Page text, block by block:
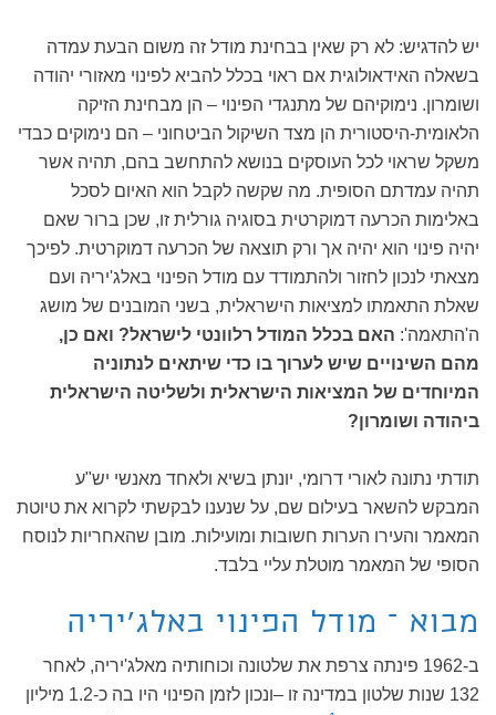
יש להדגיש: לא רק שאין בבחינת מודל זה משום הבעת עמדה
בשאלה האידאולוגית אם ראוי בכלל להביא לפינוי מאזורי יהודה
ושומרון. נימוקיהם של מתנגדי הפינוי – הן מבחינת הזיקה
הלאומית-היסטורית הן מצד השיקול הביטחוני – הם נימוקים כבדי
משקל שראוי לכל העוסקים בנושא להתחשב בהם, תהיה אשר
תהיה עמדתם הסופית. מה שקשה לקבל הוא האיום לסכל
באלימות הכרעה דמוקרטית בסוגיה גורלית זו, שכן ברור שאם
יהיה פינוי הוא יהיה אך ורק תוצאה של הכרעה דמוקרטית. לפיכך
מצאתי לנכון לחזור ולהתמודד עם מודל הפינוי באלג'יריה ועם
שאלת התאמתו למציאות הישראלית, בשני המובנים של מושג
ה'התאמה': האם בכלל המודל רלוונטי לישראל? ואם כן,
מהם השינויים שיש לערוך בו כדי שיתאים לנתוניה
המיוחדים של המציאות הישראלית ולשליטה הישראלית
ביהודה ושומרון?
תודתי נתונה לאורי דרומי, יונתן בשיא ולאחד מאנשי יש"ע
המבקש להשאר בעילום שם, על שנענו לבקשתי לקרוא את טיוטת
המאמר והעירו הערות חשובות ומועילות. מובן שהאחריות לנוסח
הסופי של המאמר מוטלת עליי בלבד.
מבוא – מודל הפינוי באלג'יריה
ב-1962 פינתה צרפת את שלטונה וכוחותיה מאלג'יריה, לאחר
132 שנות שלטון במדינה זו –ונכון לזמן הפינוי היו בה כ-1.2 מיליון